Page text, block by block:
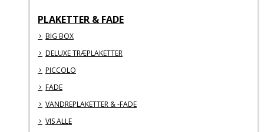
PLAKETTER & FADE
BIG BOX
DELUXE TRÆPLAKETTER
PICCOLO
FADE
VANDREPLAKETTER & -FADE
VIS ALLE